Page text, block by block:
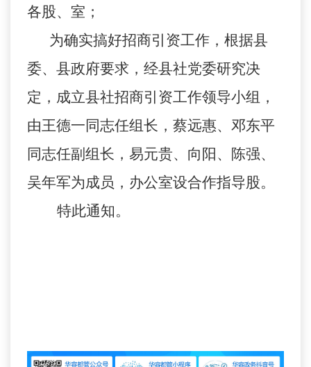
各股、室；
为确实搞好招商引资工作，根据县
委、县政府要求，经县社党委研究决
定，成立县社招商引资工作领导小组，
由王德一同志任组长，蔡远惠、邓东平
同志任副组长，易元贵、向阳、陈强、
吴年军为成员，办公室设合作指导股。
特此通知。